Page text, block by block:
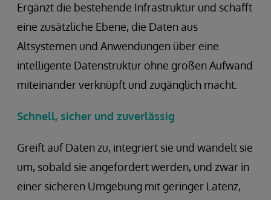
Ergänzt die bestehende Infrastruktur und schafft
eine zusätzliche Ebene, die Daten aus
Altsystemen und Anwendungen über eine
intelligente Datenstruktur ohne großen Aufwand
miteinander verknüpft und zugänglich macht.
Schnell, sicher und zuverlässig
Greift auf Daten zu, integriert sie und wandelt sie
um, sobald sie angefordert werden, und zwar in
einer sicheren Umgebung mit geringer Latenz,